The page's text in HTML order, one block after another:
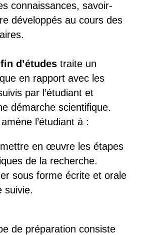
connaissances, savoir-
développés au cours des
d’études traite un
en rapport avec les
par l’étudiant et
démarche scientifique.
l’étudiant à :
en œuvre les étapes
de la recherche.
sous forme écrite et orale
suivie.
de préparation consiste